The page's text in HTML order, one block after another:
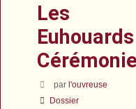
Les
Cérémonie
parl'ouvreuse
Dossier